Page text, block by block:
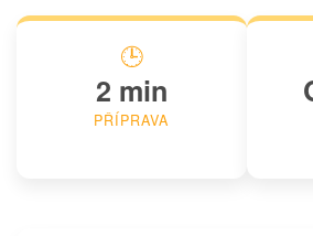
🕒
2 min
PŘÍPRAVA